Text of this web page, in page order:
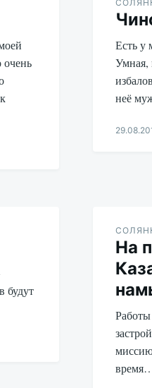
очень
Есть у
Умная,
неё
будут
На